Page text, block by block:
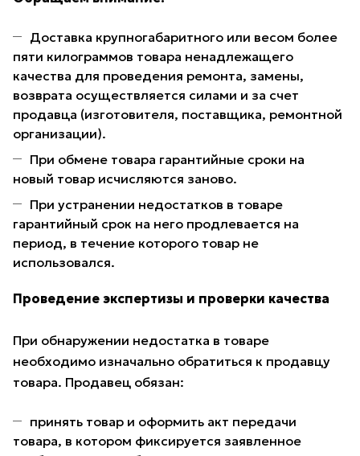
Доставка крупногабаритного или весом более
пяти килограммов товара ненадлежащего
качества для проведения ремонта, замены,
возврата осуществляется силами и за счет
продавца (изготовителя, поставщика, ремонтной
организации).
При обмене товара гарантийные сроки на
новый товар исчисляются заново.
При устранении недостатков в товаре
гарантийный срок на него продлевается на
период, в течение которого товар не
использовался.
Проведение экспертизы и проверки качества
При обнаружении недостатка в товаре
необходимо изначально обратиться к продавцу
товара. Продавец обязан:
принять товар и оформить акт передачи
товара, в котором фиксируется заявленное